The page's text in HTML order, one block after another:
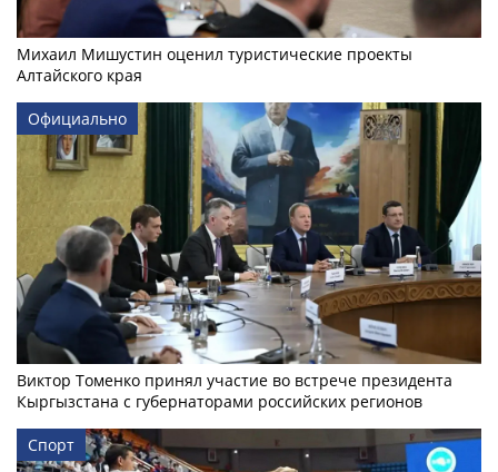
Михаил Мишустин оценил туристические проекты
Алтайского края
Официально
Виктор Томенко принял участие во встрече президента
Кыргызстана с губернаторами российских регионов
Спорт